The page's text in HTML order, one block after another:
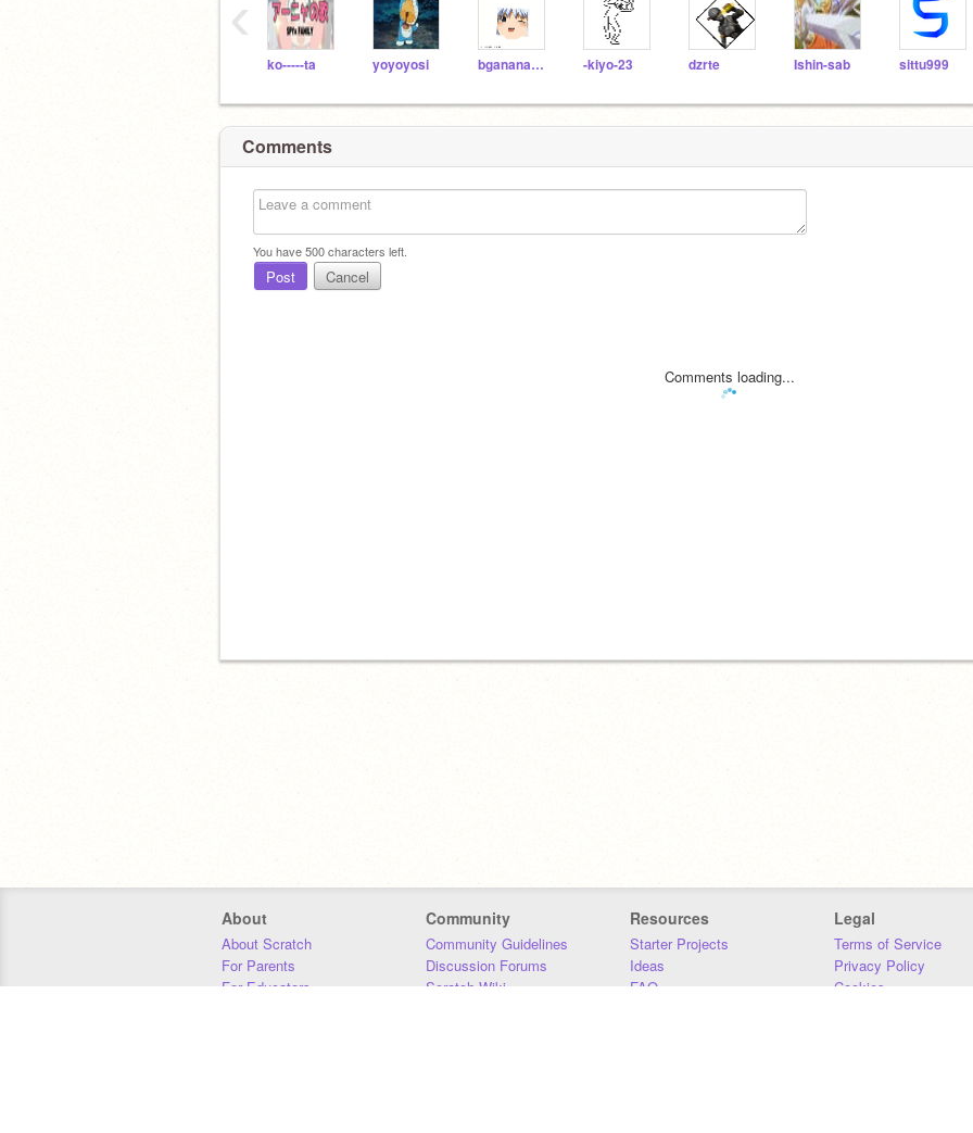
ko-----ta yoyoyosi bgananakunn2gou -kiyo-23 dzrte Ishin-sab sittu999
‹
Comments
You have500characters left.
Post Cancel
Comments loading...
About
About Scratch
For Parents
For Educators
Community
Community Guidelines
Discussion Forums
Scratch Wiki
Resources
Starter Projects
Ideas
FAQ
Legal
Terms of Service
Privacy Policy
Cookies